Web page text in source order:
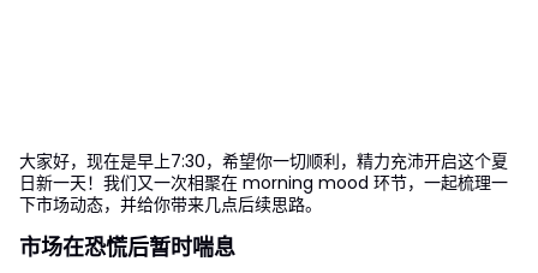
大家好，现在是早上7:30，希望你一切顺利，精力充沛开启这个夏
日新一天！我们又一次相聚在 morning mood 环节，一起梳理一
下市场动态，并给你带来几点后续思路。
市场在恐慌后暂时喘息